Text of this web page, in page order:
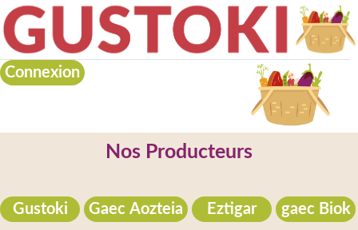
Connexion
Nos Producteurs
Gustoki Gaec Aozteia Eztigar gaec Biok